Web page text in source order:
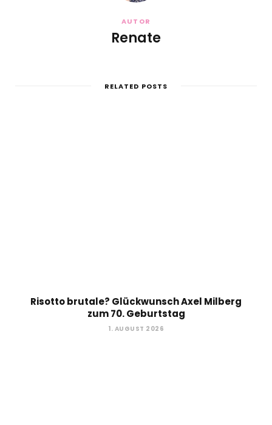
AUTOR
Renate
RELATED POSTS
Risotto brutale? Glückwunsch Axel Milberg
zum 70. Geburtstag
1. AUGUST 2026